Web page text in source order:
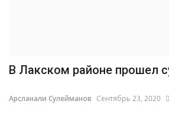
В Лакском районе прошел
Арсланали Сулейманов Сентябрь 23, 2020